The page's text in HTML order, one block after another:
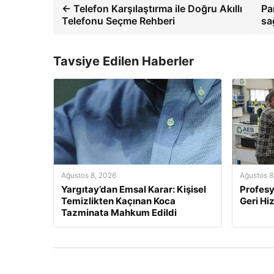
← Telefon Karşılaştırma ile Doğru Akıllı
Telefonu Seçme Rehberi
Tavsiye Edilen Haberler
Ağustos 8, 2026
Yargıtay’dan Emsal Karar: Kişisel
Temizlikten Kaçınan Koca
Tazminata Mahkum Edildi
Ağustos
Geri